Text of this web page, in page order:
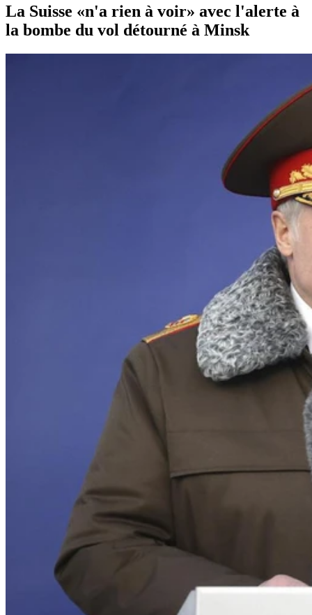
La Suisse «n'a rien à voir» avec l'alerte à
la bombe du vol détourné à Minsk